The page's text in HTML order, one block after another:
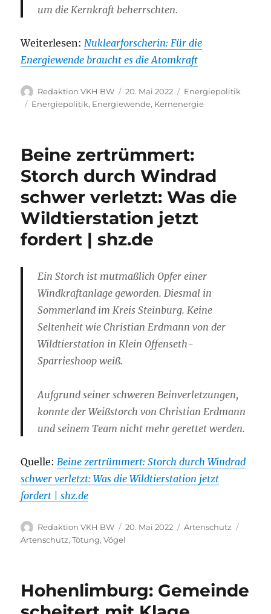
um die Kernkraft beherrschten.
Weiterlesen:Nuklearforscherin: Für die
Energiewende braucht es die Atomkraft
Autor
Redaktion VKH BW
Veröffentlicht
am
20. Mai 2022 Kategorien
Energiepolitik
Schlagwörter
Energiepolitik, Energiewende, Kernenergie
Beine zertrümmert:
Storch durch Windrad
schwer verletzt: Was die
Wildtierstation jetzt
fordert | shz.de
Ein Storch ist mutmaßlich Opfer einer
Windkraftanlage geworden. Diesmal in
Sommerland im Kreis Steinburg. Keine
Seltenheit wie Christian Erdmann von der
Wildtierstation in Klein Offenseth-
Sparrieshoop weiß.
Aufgrund seiner schweren Beinverletzungen,
konnte der Weißstorch von Christian Erdmann
und seinem Team nicht mehr gerettet werden.
Quelle:Beine zertrümmert: Storch durch Windrad
schwer verletzt: Was die Wildtierstation jetzt
fordert | shz.de
Autor
Redaktion VKH BW
Veröffentlicht
am
20. Mai 2022 Kategorien
Artenschutz
Artenschutz,Tötung,Vögel
Hohenlimburg: Gemeinde